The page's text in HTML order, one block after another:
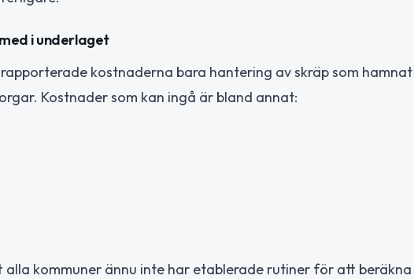
i underlaget
kostnaderna bara hantering av skräp som
Kostnader som kan ingå är bland annat:
kommuner ännu inte har etablerade rutiner för att